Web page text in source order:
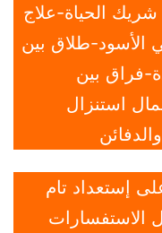
الحياة-علاج
الأسود-طلاق بين
فراق بين
استنزال
إستعداد تام
الاستفسارات